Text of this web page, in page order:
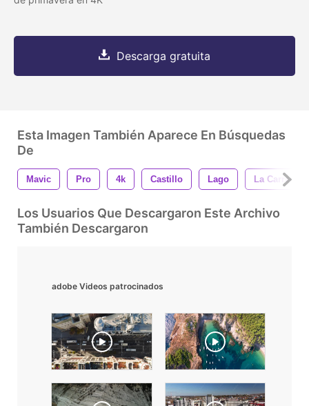
Descarga gratuita
Esta Imagen También Aparece En Búsquedas
De
Mavic Pro 4k Castillo Lago La Carretera
Los Usuarios Que Descargaron Este Archivo
También Descargaron
adobe Videos patrocinados